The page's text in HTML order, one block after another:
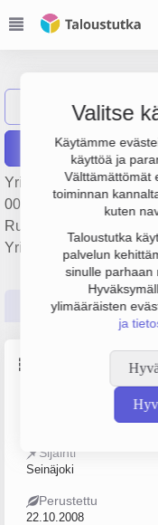
Valitse
Käytämme
käyttöä ja
Välttämättömät
toiminnan
kuten
Taloustutka
palvelun
sinulle parhaan
ylimääräisten
ja
Näytä haku JP
Raportit
Yrityksen JHT Piikki Oy
000 € ja
Ruokaravintolat,
Yrityksen yhtiömuoto
Perustiedot
Sijainti
Seinäjoki
Perustettu
22.10.2008